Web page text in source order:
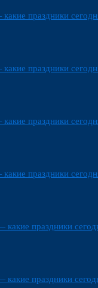
праздники
праздники
праздники
праздники
праздники
праздники